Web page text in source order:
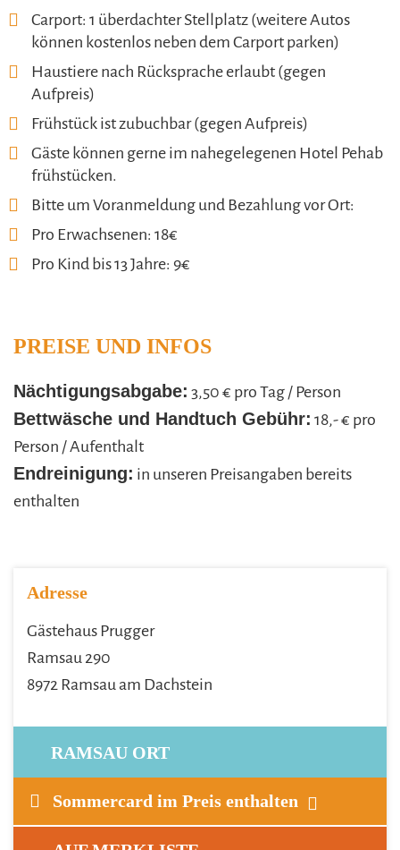
Carport: 1 überdachter Stellplatz (weitere Autos
können kostenlos neben dem Carport parken)
Haustiere nach Rücksprache erlaubt (gegen
Aufpreis)
Frühstück ist zubuchbar (gegen Aufpreis)
Gäste können gerne im nahegelegenen Hotel Pehab
frühstücken.
Bitte um Voranmeldung und Bezahlung vor Ort:
Pro Erwachsenen: 18€
Pro Kind bis 13 Jahre: 9€
PREISE UND INFOS
Nächtigungsabgabe: 3,50 € pro Tag / Person
Bettwäsche und Handtuch Gebühr: 18,- € pro
Person / Aufenthalt
Endreinigung: in unseren Preisangaben bereits
enthalten
Adresse
Gästehaus Prugger
Ramsau 290
8972 Ramsau am Dachstein
RAMSAU ORT
Sommercard im Preis enthalten